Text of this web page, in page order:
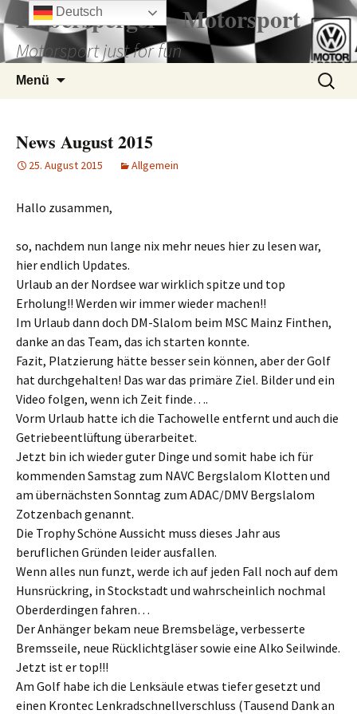
Zum
Inhalt
springen
Hubersperger – Motorsport
Motorsport just for fun
Menü
Suchen
nach:
News August 2015
25. August 2015 Allgemein
Hallo zusammen,
so, nachdem nun lange nix mehr neues hier zu lesen war,
hier endlich Updates.
Urlaub an der Nordsee war wirklich spitze und top
Erholung!! Werden wir immer wieder machen!!
Im Urlaub dann doch DM-Slalom beim MSC Mainz Finthen,
danke an das Team, das ich starten konnte.
Fazit, Platzierung hätte besser sein können, aber der Golf
hat durchgehalten! Das war das primäre Ziel. Bilder und ein
Video folgen, wenn ich Zeit finde….
Vorm Urlaub hatte ich die Tachowelle entfernt und auch die
Getriebeentlüftung überarbeitet.
Jetzt bin ich wieder guter Dinge und somit habe ich für
kommenden Samstag zum NAVC Bergslalom Klotten und
am übernächsten Sonntag zum ADAC/DMV Bergslalom
Zotzenbach genannt.
Die Trophy Schöne Aussicht muss dieses Jahr aus
beruflichen Gründen leider ausfallen.
Wenn alles nun funzt, werde ich auf jeden Fall noch auf dem
Hunsrückring, in Stockstadt und wahrscheinlich nochmal
Oberderdingen fahren…
Der Anhänger bekam neue Bremsbeläge, verbesserte
Bremsseile, neue Rücklichtgläser sowie eine Alko Seilwinde.
Jetzt ist er top!!!
Am Golf habe ich die Lenksäule etwas tiefer gesetzt und
einen Krontec Lenkradschnellverschluss (Tausend Dank an
Deutsch